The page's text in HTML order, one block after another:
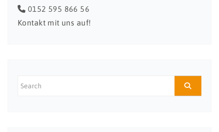
0152 595 866 56
Kontakt mit uns auf!